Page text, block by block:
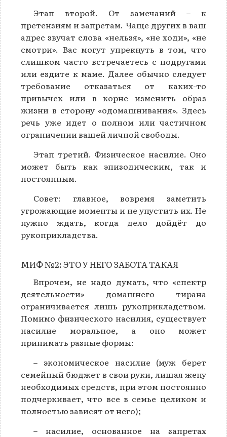
Этап второй. От замечаний – к
претензиям и запретам. Чаще других в ваш
адрес звучат слова «нельзя», «не ходи», «не
смотри». Вас могут упрекнуть в том, что
слишком часто встречаетесь с подругами
или ездите к маме. Далее обычно следует
требование отказаться от каких-то
привычек или в корне изменить образ
жизни в сторону «одомашнивания». Здесь
речь уже идет о полном или частичном
ограничении вашей личной свободы.
Этап третий. Физическое насилие. Оно
может быть как эпизодическим, так и
постоянным.
Совет: главное, вовремя заметить
угрожающие моменты и не упустить их. Не
нужно ждать, когда дело дойдёт до
рукоприкладства.
МИФ №2: ЭТО У НЕГО ЗАБОТА ТАКАЯ
Впрочем, не надо думать, что «спектр
деятельности» домашнего тирана
ограничивается лишь рукоприкладством.
Помимо физического насилия, существует
насилие моральное, а оно может
принимать разные формы:
– экономическое насилие (муж берет
семейный бюджет в свои руки, лишая жену
необходимых средств, при этом постоянно
подчеркивает, что все в семье целиком и
полностью зависят от него);
– насилие, основанное на запретах